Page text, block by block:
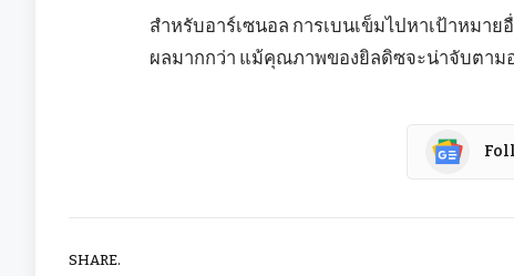
สำหรับอาร์เซนอล การเบนเข็มไปหาเป้าหมาย
ผลมากกว่า แม้คุณภาพของยิลดิซจะน่าจับตามอ
SHARE.